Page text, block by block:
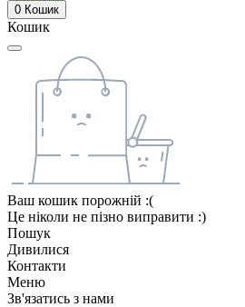
0 Кошик
Кошик
Ваш кошик порожній :(
Це ніколи не пізно виправити :)
Пошук
Дивилися
Контакти
Меню
Зв'язатись з нами